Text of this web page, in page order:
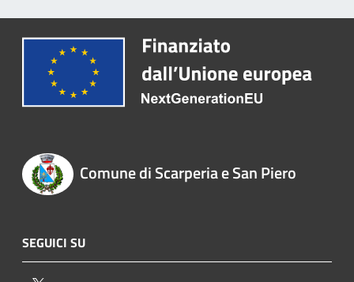
Comune di Scarperia e San Piero
SEGUICI SU